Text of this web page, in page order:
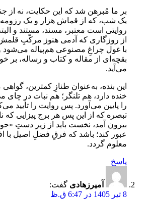
بر ما مُبرهن شد که این حکایت، نه از
یک شب، که از قماش هزار و یک
روایتی است معتبر، مسند، مستند و
از روزگاری که آدمی هنوز مرکّبِ
با غول چراغِ مصنوعی هم‌پیاله می‌شود
بقچه‌ای از مقاله و کتاب و رساله، بر
می‌آید.
این بنده، به‌عنوان طنازِ کمترین،
خنده دارد، هم تلنگر؛ هم نبات در چای
را پایین می‌آورد. پس روایت را تأیید
تبصره که از این پس هر برج پیزایی
بیرون آمد، نخست باید از زیر دستِ
عبور کند؛ باشد که فرقِ فضلِ اصیل با
معلوم گردد.
پاسخ
آمیرزهادی گفت:
8 تیر 1405 در 6:47 ق.ظ